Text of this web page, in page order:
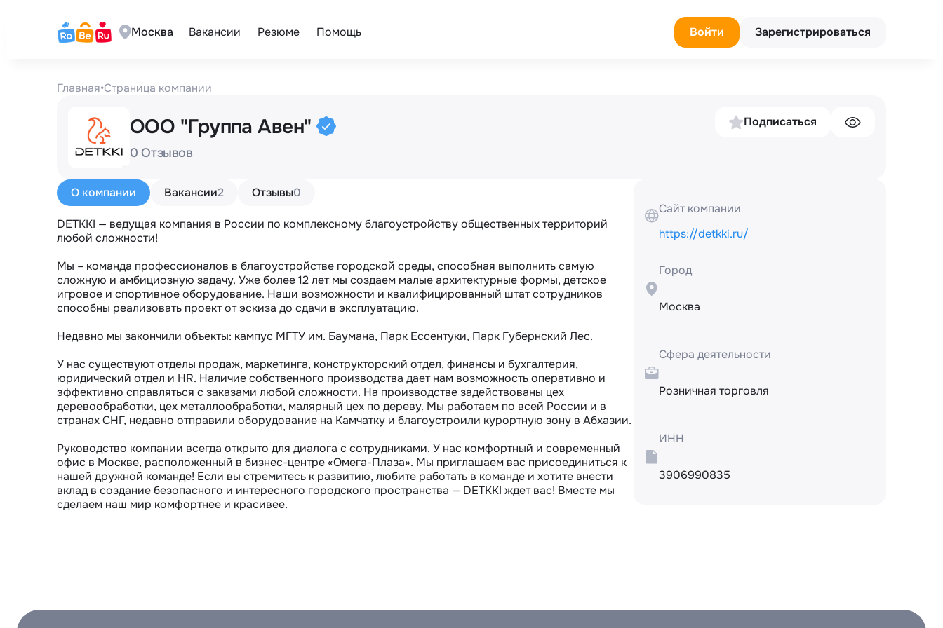
Москва Вакансии Резюме Помощь Войти Зарегистрироваться
Главная•Страница компании
ООО "Группа Авен"
0 Отзывов
Подписаться
О компании Вакансии2 Отзывы0
DETKKI — ведущая компания в России по комплексному благоустройству общественных территорий
любой сложности!
Мы – команда профессионалов в благоустройстве городской среды, способная выполнить самую
сложную и амбициозную задачу. Уже более 12 лет мы создаем малые архитектурные формы, детское
игровое и спортивное оборудование. Наши возможности и квалифицированный штат сотрудников
способны реализовать проект от эскиза до сдачи в эксплуатацию.
Недавно мы закончили объекты: кампус МГТУ им. Баумана, Парк Ессентуки, Парк Губернский Лес.
У нас существуют отделы продаж, маркетинга, конструкторский отдел, финансы и бухгалтерия,
юридический отдел и HR. Наличие собственного производства дает нам возможность оперативно и
эффективно справляться с заказами любой сложности. На производстве задействованы цех
деревообработки, цех металлообработки, малярный цех по дереву. Мы работаем по всей России и в
странах СНГ, недавно отправили оборудование на Камчатку и благоустроили курортную зону в Абхазии.
Руководство компании всегда открыто для диалога с сотрудниками. У нас комфортный и современный
офис в Москве, расположенный в бизнес-центре «Омега-Плаза». Мы приглашаем вас присоединиться к
нашей дружной команде! Если вы стремитесь к развитию, любите работать в команде и хотите внести
вклад в создание безопасного и интересного городского пространства — DETKKI ждет вас! Вместе мы
сделаем наш мир комфортнее и красивее.
Сайт компании
https://detkki.ru/
Город
Москва
Сфера деятельности
Розничная торговля
ИНН
3906990835